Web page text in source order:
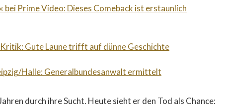
bei Prime Video: Dieses Comeback ist erstaunlich
Gute Laune trifft auf dünne Geschichte
Halle: Generalbundesanwalt ermittelt
durch ihre Sucht. Heute sieht er den Tod als Chance: